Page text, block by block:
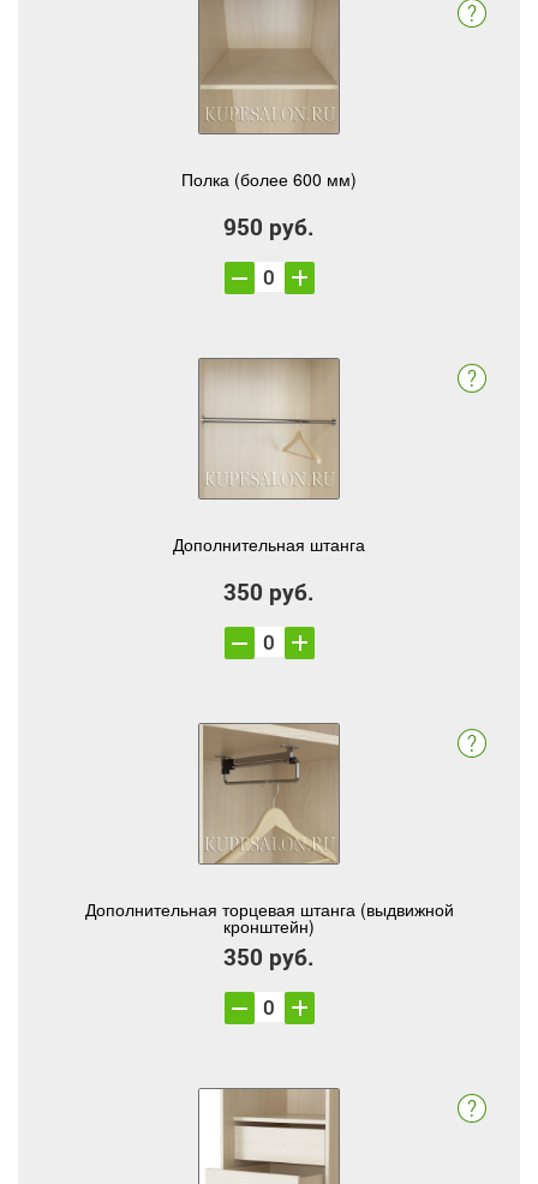
Полка (более 600 мм)
950 руб.
Дополнительная штанга
350 руб.
Дополнительная торцевая штанга (выдвижной
кронштейн)
350 руб.